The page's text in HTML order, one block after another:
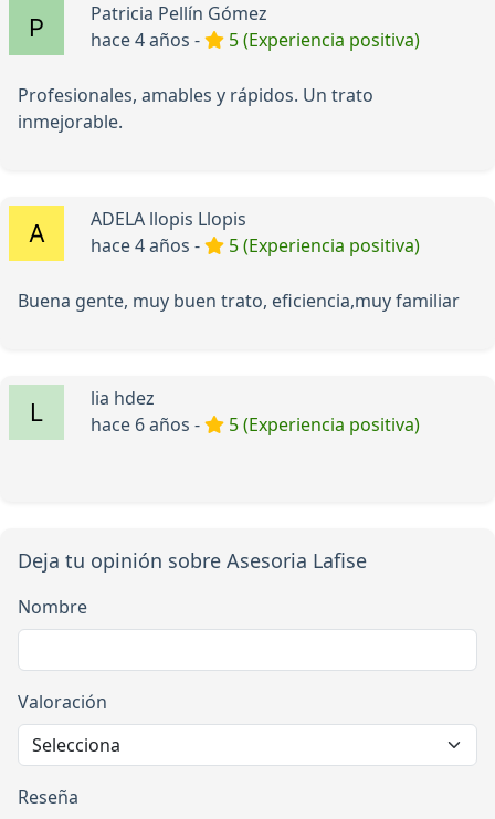
Patricia Pellín Gómez
hace 4 años -
5 (Experiencia positiva)
Profesionales, amables y rápidos. Un trato
inmejorable.
ADELA llopis Llopis
hace 4 años -
5 (Experiencia positiva)
Buena gente, muy buen trato, eficiencia,muy familiar
lia hdez
hace 6 años -
5 (Experiencia positiva)
Deja tu opinión sobre Asesoria Lafise
Nombre
Valoración
Reseña